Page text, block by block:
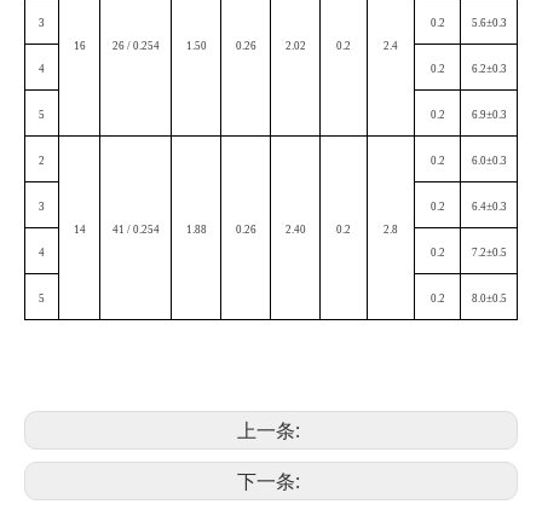
16 26 / 0.254 1.50 0.26 2.02 0.2 2.4
3 0.2 5.6±0.3
4 0.2 6.2±0.3
5 0.2 6.9±0.3
2
14 41 / 0.254 1.88 0.26 2.40 0.2 2.8
0.2 6.0±0.3
3 0.2 6.4±0.3
4 0.2 7.2±0.5
5 0.2 8.0±0.5
上一条:
下一条: